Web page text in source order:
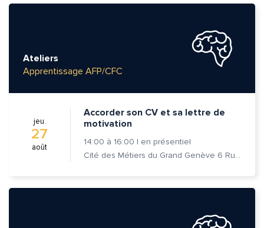
Ateliers
Apprentissage AFP/CFC
jeu.
27
août
Accorder son CV et sa lettre de
motivation
14:00 à 16:00 | en présentiel
Cité des Métiers du Grand Genève 6 Rue Prévost-Martin 1205 Genève